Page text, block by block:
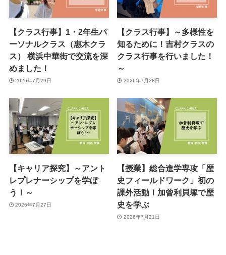
【クラス行事】1・2年生パ
ーソナルクラス（惠木クラ
ス） 横浜中華街で交流を深
めました！
2026年7月29日
【クラス行事】～多様性を
知るために！吉村クラスの
クラス行事を行いました！
～
2026年7月28日
【キャリア探究】～アント
レプレナーシップを学ぼ
う！～
2026年7月27日
【授業】総合進学専攻「歴
史フィールドワーク」初の
課外活動！加曾利貝塚で歴
史を学ぶ
2026年7月21日